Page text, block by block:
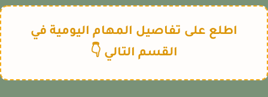
اطلع على تفاصيل المهام اليومية في
القسم التالي 👇